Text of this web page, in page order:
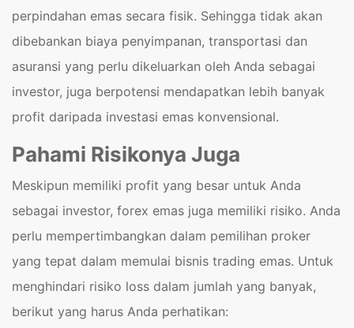
perpindahan emas secara fisik. Sehingga tidak akan
dibebankan biaya penyimpanan, transportasi dan
asuransi yang perlu dikeluarkan oleh Anda sebagai
investor, juga berpotensi mendapatkan lebih banyak
profit daripada investasi emas konvensional.
Pahami Risikonya Juga
Meskipun memiliki profit yang besar untuk Anda
sebagai investor, forex emas juga memiliki risiko. Anda
perlu mempertimbangkan dalam pemilihan proker
yang tepat dalam memulai bisnis trading emas. Untuk
menghindari risiko loss dalam jumlah yang banyak,
berikut yang harus Anda perhatikan: